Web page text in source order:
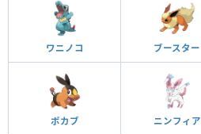
ワニノコ ブースター
ポカブ ニンフィア